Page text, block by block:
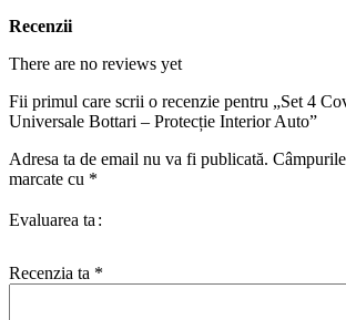
Recenzii
There are no reviews yet
Fii primul care scrii o recenzie pentru „Set 4
Universale Bottari – Protecție Interior Auto”
Adresa ta de email nu va fi publicată.
marcate cu *
Evaluarea ta
Recenzia ta *